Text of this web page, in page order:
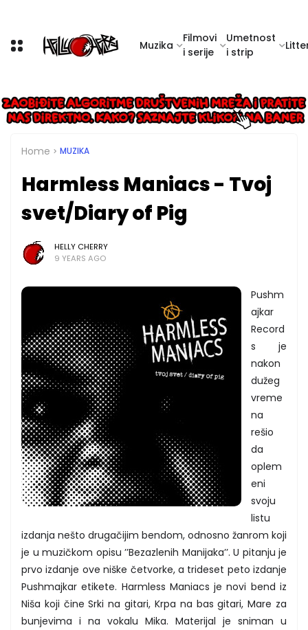
Muzika
Filmovi
i serije
Umetnost
i strip
Home MUZIKA
Harmless Maniacs - Tvoj
svet/Diary of Pig
HELLY CHERRY
9 YEARS AGO
Pushm
ajkar
Record
s je
nakon
dužeg
vreme
na
rešio
da
oplem
eni
svoju
listu
izdanja nešto drugačijim bendom, odnosno žanrom koji
je u muzičkom opisu ’’Bezazlenih Manijaka’’. U pitanju je
prvo izdanje ove niške četvorke, a trideset peto izdanje
Pushmajkar etikete. Harmless Maniacs je novi bend iz
Niša koji čine Srki na gitari, Krpa na bas gitari, Mare za
bunjevima i na vokalu Mika. Materijal je sniman u